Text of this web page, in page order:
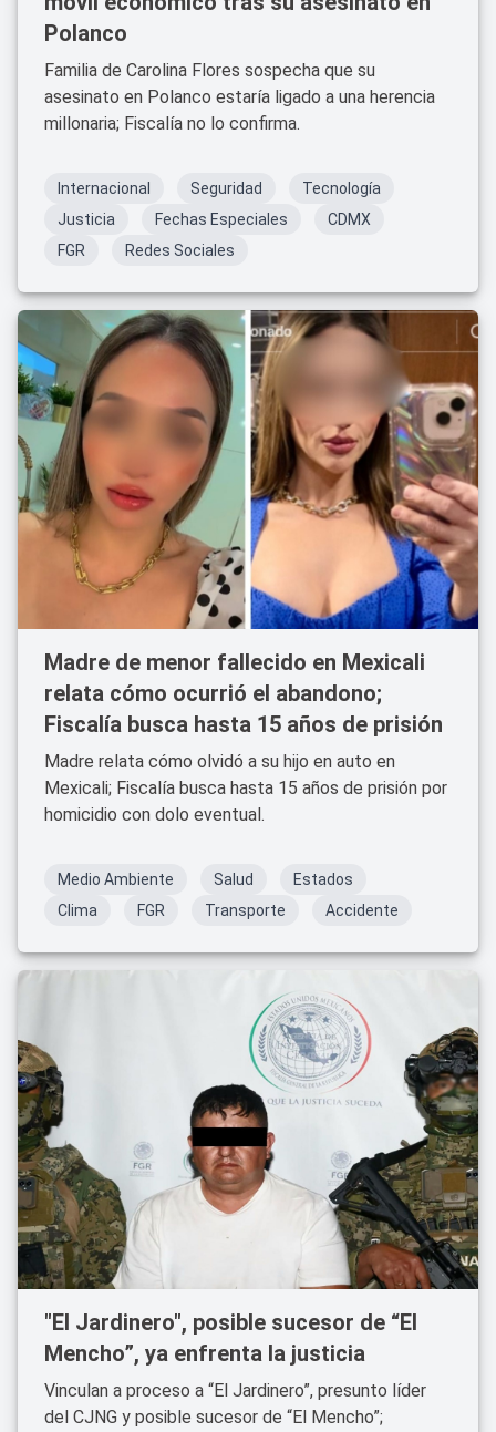
Polanco
Familia de Carolina Flores sospecha que su
asesinato en Polanco estaría ligado a una herencia
millonaria; Fiscalía no lo confirma.
Internacional Seguridad
Tecnología
Justicia
Fechas Especiales
CDMX
FGR
Redes Sociales
Madre de menor fallecido en Mexicali
relata cómo ocurrió el abandono;
Fiscalía busca hasta 15 años de prisión
Madre relata cómo olvidó a su hijo en auto en
Mexicali; Fiscalía busca hasta 15 años de prisión por
homicidio con dolo eventual.
Medio Ambiente Salud
Estados
Clima
FGR Transporte Accidente
"El Jardinero", posible sucesor de “El
Mencho”, ya enfrenta la justicia
Vinculan a proceso a “El Jardinero”, presunto líder
del CJNG y posible sucesor de “El Mencho”;